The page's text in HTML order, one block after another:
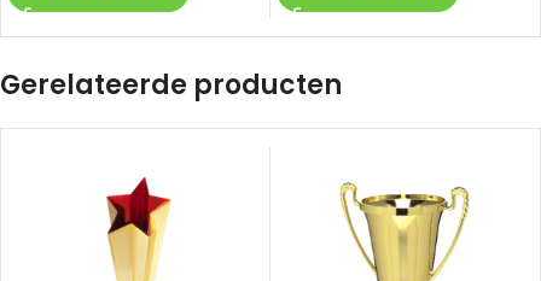
Gerelateerde producten